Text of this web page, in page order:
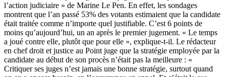
l’action judiciaire » de Marine Le Pen. En effet, les sondages
montrent que l’an passé 53% des votants estimaient que la candidate
était traitée comme n’importe quel justifiable. C’est 6 points de
moins qu’aujourd’hui, un an après le premier jugement. « Le temps
a joué contre elle, plutôt que pour elle », explique-t-il. Le rédacteur
en chef droit et justice au Point juge que la stratégie employée par la
candidate au début de son procès n’était pas la meilleure : «
Critiquer ses juges n’est jamais une bonne stratégie, surtout quand